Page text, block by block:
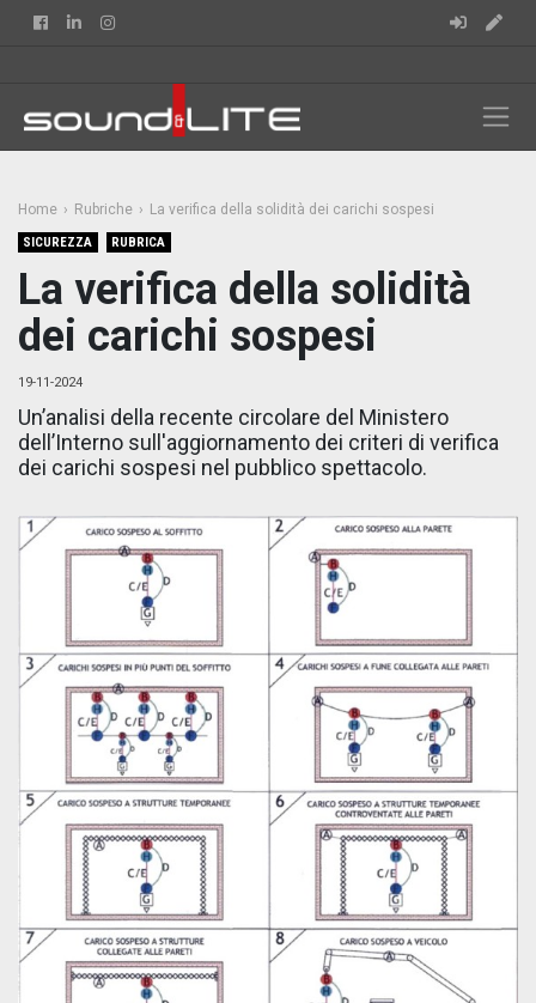
FacebookLinkedin
Home Rubriche La verifica della solidità dei carichi sospesi
SICUREZZA RUBRICA
La verifica della solidità
dei carichi sospesi
19-11-2024
Un’analisi della recente circolare del Ministero
dell’Interno sull'aggiornamento dei criteri di verifica
dei carichi sospesi nel pubblico spettacolo.